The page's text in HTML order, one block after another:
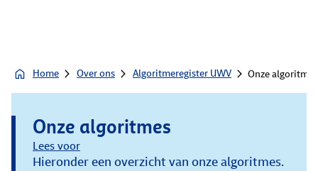
Home Over ons Algoritmeregister UWV Onze algoritmes
Onze algoritmes
Lees voor
Hieronder een overzicht van onze algoritmes.